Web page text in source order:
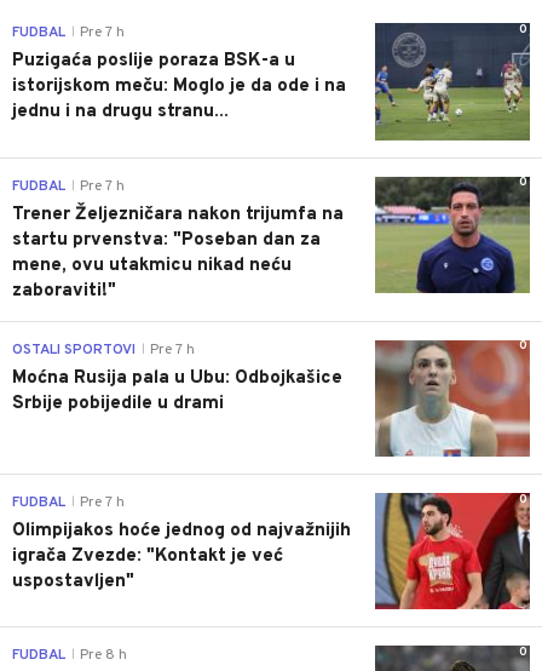
0
FUDBAL Pre 7 h
Puzigaća poslije poraza BSK-a u
istorijskom meču: Moglo je da ode i na
jednu i na drugu stranu...
0
FUDBAL Pre 7 h
Trener Željezničara nakon trijumfa na
startu prvenstva: "Poseban dan za
mene, ovu utakmicu nikad neću
zaboraviti!"
0
OSTALI SPORTOVI Pre 7 h
Moćna Rusija pala u Ubu: Odbojkašice
Srbije pobijedile u drami
0
FUDBAL Pre 7 h
Olimpijakos hoće jednog od najvažnijih
igrača Zvezde: "Kontakt je već
uspostavljen"
0
FUDBAL Pre 8 h